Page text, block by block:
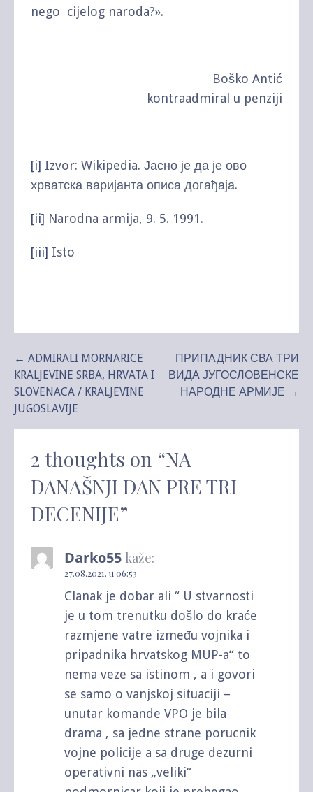
nego cijelog naroda?».
Boško Antić
kontraadmiral u penziji
[i] Izvor: Wikipedia. Јасно је да је ово
хрватска варијанта описа догађаја.
[ii] Narodna armija, 9. 5. 1991.
[iii] Isto
Kretanje
članka
← ADMIRALI MORNARICE
KRALJEVINE SRBA, HRVATA I
SLOVENACA / KRALJEVINE
JUGOSLAVIJE
ПРИПАДНИК СВА ТРИ
ВИДА ЈУГОСЛОВЕНСКЕ
НАРОДНЕ АРМИЈЕ →
2 thoughts on “NA
DANAŠNJI DAN PRE TRI
DECENIJE”
Darko55 kaže:
27.08.2021. u 06:53
Clanak je dobar ali “ U stvarnosti
je u tom trenutku došlo do kraće
razmjene vatre između vojnika i
pripadnika hrvatskog MUP-a“ to
nema veze sa istinom , a i govori
se samo o vanjskoj situaciji –
unutar komande VPO je bila
drama , sa jedne strane porucnik
vojne policije a sa druge dezurni
operativni nas „veliki“